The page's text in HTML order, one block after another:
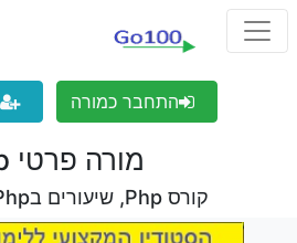
התחבר כמורה
מורה פרטי Php
קורס Php, שיעורים בPhp, לימוד Php